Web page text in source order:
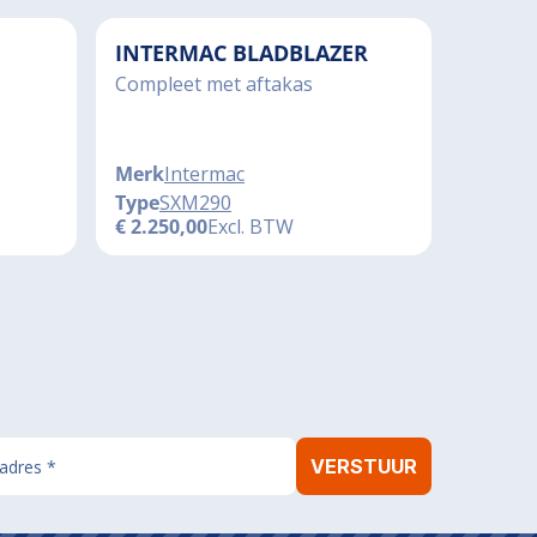
INTERMAC BLADBLAZER
Compleet met aftakas
MerkIntermac
TypeSXM290
€2.250,00Excl. BTW